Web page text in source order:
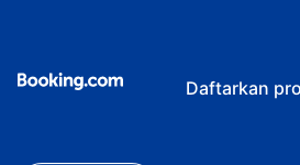
Daftarkan